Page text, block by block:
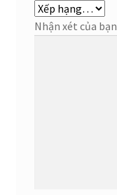
Nhận xét của bạn